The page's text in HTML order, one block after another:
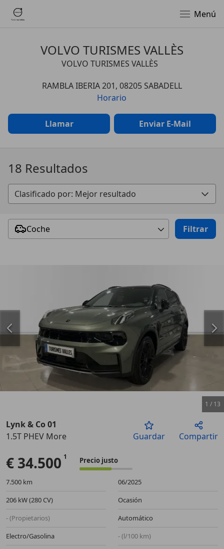
Menú
VOLVO TURISMES VALLÈS
VOLVO TURISMES VALLÈS
RAMBLA IBERIA 201, 08205 SABADELL
Horario
Llamar Enviar E-Mail
18 Resultados
Coche Filtrar
Anterior
1 / 13
Lynk & Co 01
1.5T PHEV More
Guardar Compartir
€ 34.500 Precio justo
7.500 km
06/2025
206 kW (280 CV)
Ocasión
- (Propietarios)
Automático
Electro/Gasolina
- (l/100 km)